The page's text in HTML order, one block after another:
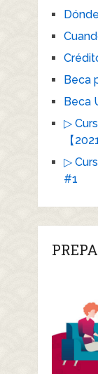
Beca
Beca
▷
【
▷
#1